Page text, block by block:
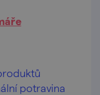
potravina